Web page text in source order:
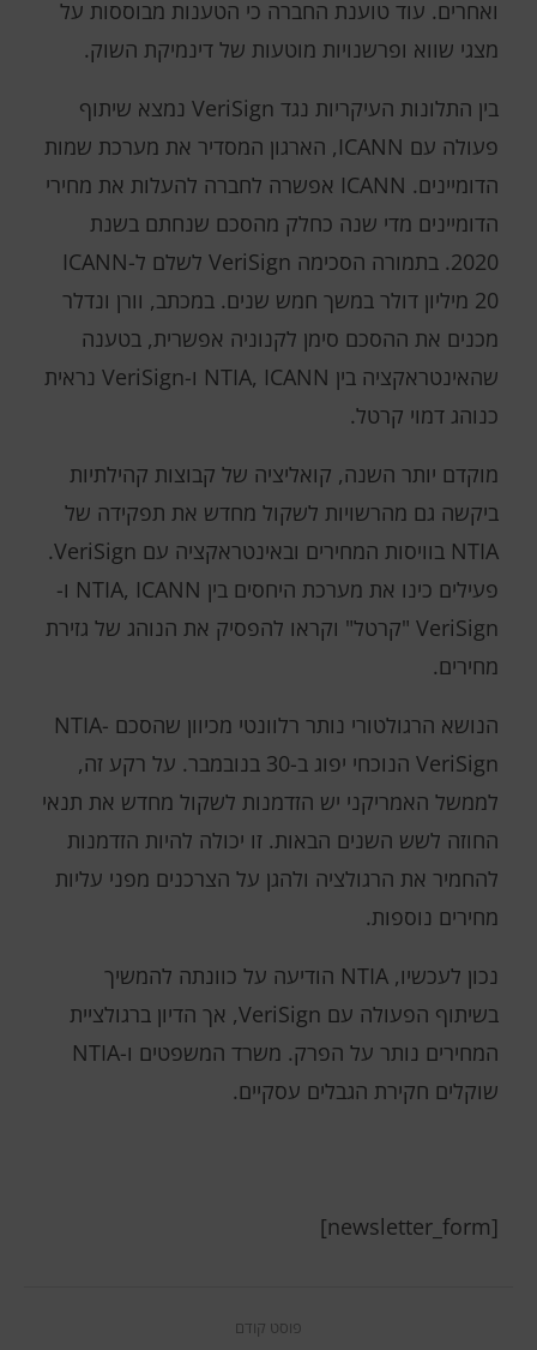
ואחרים. עוד טוענת החברה כי הטענות מבוססות על
מצגי שווא ופרשנויות מוטעות של דינמיקת השוק.
בין התלונות העיקריות נגד VeriSign נמצא שיתוף
פעולה עם ICANN, הארגון המסדיר את מערכת שמות
הדומיינים. ICANN אפשרה לחברה להעלות את מחירי
הדומיינים מדי שנה כחלק מהסכם שנחתם בשנת
2020. בתמורה הסכימה VeriSign לשלם ל-ICANN
20 מיליון דולר במשך חמש שנים. במכתב, וורן ונדלר
מכנים את ההסכם סימן לקנוניה אפשרית, בטענה
שהאינטראקציה בין NTIA, ICANN ו-VeriSign נראית
כנוהג דמוי קרטל.
מוקדם יותר השנה, קואליציה של קבוצות קהילתיות
ביקשה גם מהרשויות לשקול מחדש את תפקידה של
NTIA בוויסות המחירים ובאינטראקציה עם VeriSign.
פעילים כינו את מערכת היחסים בין NTIA, ICANN ו-
VeriSign "קרטל" וקראו להפסיק את הנוהג של גזירת
מחירים.
הנושא הרגולטורי נותר רלוונטי מכיוון שהסכם NTIA-
VeriSign הנוכחי יפוג ב-30 בנובמבר. על רקע זה,
לממשל האמריקני יש הזדמנות לשקול מחדש את תנאי
החוזה לשש השנים הבאות. זו יכולה להיות הזדמנות
להחמיר את הרגולציה ולהגן על הצרכנים מפני עליות
מחירים נוספות.
נכון לעכשיו, NTIA הודיעה על כוונתה להמשיך
בשיתוף הפעולה עם VeriSign, אך הדיון ברגולציית
המחירים נותר על הפרק. משרד המשפטים ו-NTIA
שוקלים חקירת הגבלים עסקיים.
[newsletter_form]
פוסט קודם